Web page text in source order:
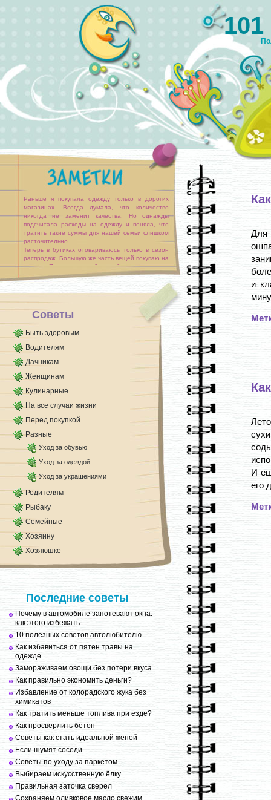
Раньше я покупала одежду только в дорогих
магазинах. Всегда думала, что количество
никогда не заменит качества. Но однажды
подсчитала расходы на одежду и поняла, что
тратить такие суммы для нашей семьи слишком
расточительно.
Теперь в бутиках отовариваюсь только в сезон
распродаж. Большую же часть вещей покупаю на
рынке. Перед покупкой я обхожу несколько
магазинов — смотрю, [...]
Советы
Быть здоровым
Водителям
Дачникам
Женщинам
Кулинарные
На все случаи жизни
Перед покупкой
Разные
Уход за обувью
Уход за одеждой
Уход за украшениями
Родителям
Рыбаку
Семейные
Хозяину
Хозяюшке
Последние советы
Почему в автомобиле запотевают окна:
как этого избежать
10 полезных советов автолюбителю
Как избавиться от пятен травы на
одежде
Замораживаем овощи без потери вкуса
Как правильно экономить деньги?
Избавление от колорадского жука без
химикатов
Как тратить меньше топлива при езде?
Как просверлить бетон
Советы как стать идеальной женой
Если шумят соседи
Советы по уходу за паркетом
Выбираем искусственную ёлку
Правильная заточка сверел
Сохраняем оливковое масло свежим
Для
и
И
его